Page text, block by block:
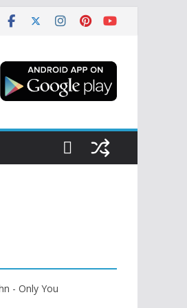
- Only You